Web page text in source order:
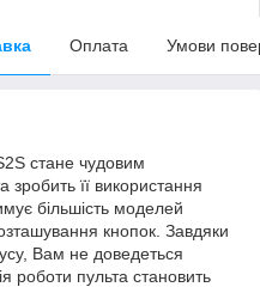
Оплата Умови
стане чудовим
її використання
більшість моделей
кнопок. Завдяки
Вам не доведеться
роботи пульта становить